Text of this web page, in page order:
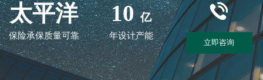
太平洋
保险承保质量可靠
10 亿
年设计产能
立即咨询